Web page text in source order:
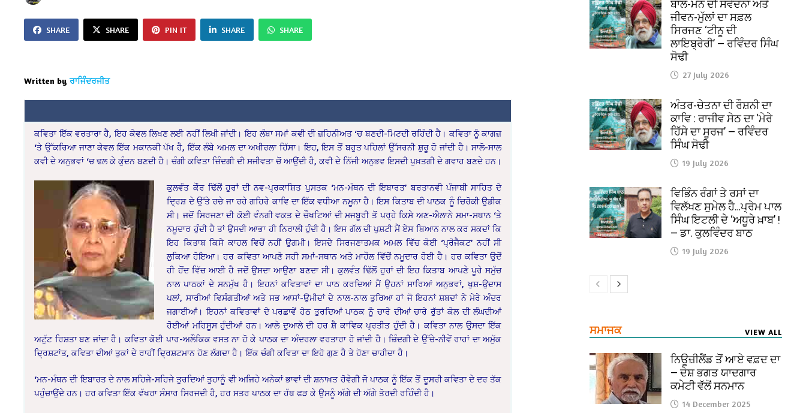
SHARE SHARE PIN IT SHARE SHARE
Written by ਰਾਜਿੰਦਰਜੀਤ
ਕਵਿਤਾ ਇੱਕ ਵਰਤਾਰਾ ਹੈ, ਇਹ ਕੇਵਲ ਲਿਖਣ ਲਈ ਨਹੀਂ ਲਿਖੀ ਜਾਂਦੀ। ਇਹ ਲੰਬਾ ਸਮਾਂ ਕਵੀ ਦੀ ਜ਼ਹਿਨੀਅਤ ‘ਚ ਬਣਦੀ-ਮਿਟਦੀ ਰਹਿੰਦੀ ਹੈ। ਕਵਿਤਾ ਨੂੰ ਕਾਗਜ਼
‘ਤੇ ਉੱਕਰਿਆ ਜਾਣਾ ਕੇਵਲ ਇੱਕ ਮਕਾਨਕੀ ਪੱਖ ਹੈ, ਇੱਕ ਲੰਬੇ ਅਮਲ ਦਾ ਅਖੀਰਲਾ ਹਿੱਸਾ। ਇਹ, ਇਸ ਤੋਂ ਬਹੁਤ ਪਹਿਲਾਂ ਉੱਸਰਨੀ ਸ਼ੁਰੂ ਹੋ ਜਾਂਦੀ ਹੈ। ਸਾਲੋ-ਸਾਲ
ਕਵੀ ਦੇ ਅਨੁਭਵਾਂ ‘ਚ ਢਲ ਕੇ ਕੁੰਦਨ ਬਣਦੀ ਹੈ। ਚੰਗੀ ਕਵਿਤਾ ਜ਼ਿੰਦਗੀ ਦੀ ਸਜੀਵਤਾ ਚੋਂ ਆਉਂਦੀ ਹੈ, ਕਵੀ ਦੇ ਨਿੱਜੀ ਅਨੁਭਵ ਇਸਦੀ ਪੁਖ਼ਤਗੀ ਦੇ ਗਵਾਹ ਬਣਦੇ ਹਨ।
ਕੁਲਵੰਤ ਕੌਰ ਢਿੱਲੋਂ ਹੁਰਾਂ ਦੀ ਨਵ-ਪ੍ਰਕਾਸ਼ਿਤ ਪੁਸਤਕ ‘ਮਨ-ਮੰਥਨ ਦੀ ਇਬਾਰਤ’ ਬਰਤਾਨਵੀ ਪੰਜਾਬੀ ਸਾਹਿਤ ਦੇ
ਦ੍ਰਿਸ਼ ਦੇ ਉੱਤੇ ਰਚੇ ਜਾ ਰਹੇ ਗਹਿਰੇ ਕਾਵਿ ਦਾ ਇੱਕ ਵਧੀਆ ਨਮੂਨਾ ਹੈ। ਇਸ ਕਿਤਾਬ ਦੀ ਪਾਠਕ ਨੂੰ ਚਿਰੋਕੀ ਉਡੀਕ
ਸੀ। ਜਦੋਂ ਸਿਰਜਣਾ ਦੀ ਕੋਈ ਵੰਨਗੀ ਵਕਤ ਦੇ ਚੌਖਟਿਆਂ ਦੀ ਮਜਬੂਰੀ ਤੋਂ ਪਰ੍ਹੇ ਕਿਸੇ ਅਣ-ਐਲਾਨੇ ਸਮਾ-ਸਥਾਨ ‘ਤੇ
ਨਮੂਦਾਰ ਹੁੰਦੀ ਹੈ ਤਾਂ ਉਸਦੀ ਆਭਾ ਹੀ ਨਿਰਾਲੀ ਹੁੰਦੀ ਹੈ। ਇਸ ਗੱਲ ਦੀ ਪੁਸ਼ਟੀ ਮੈਂ ਏਸ ਬਿਆਨ ਨਾਲ ਕਰ ਸਕਦਾਂ ਕਿ
ਇਹ ਕਿਤਾਬ ਕਿਸੇ ਕਾਹਲ ਵਿਚੋਂ ਨਹੀਂ ਉਗਮੀ। ਇਸਦੇ ਸਿਰਜਣਾਤਮਕ ਅਮਲ ਵਿੱਚ ਕੋਈ ‘ਪ੍ਰੋਜੈਕਟ’ ਨਹੀਂ ਸੀ
ਲੁਕਿਆ ਹੋਇਆ। ਹਰ ਕਵਿਤਾ ਆਪਣੇ ਸਹੀ ਸਮਾਂ-ਸਥਾਨ ਅਤੇ ਮਾਹੌਲ ਵਿੱਚੋਂ ਨਮੂਦਾਰ ਹੋਈ ਹੈ। ਹਰ ਕਵਿਤਾ ਉਦੋਂ
ਹੀ ਹੋਂਦ ਵਿੱਚ ਆਈ ਹੈ ਜਦੋਂ ਉਸਦਾ ਆਉਣਾ ਬਣਦਾ ਸੀ। ਕੁਲਵੰਤ ਢਿੱਲੋਂ ਹੁਰਾਂ ਦੀ ਇਹ ਕਿਤਾਬ ਆਪਣੇ ਪੂਰੇ ਸਮੁੱਚ
ਨਾਲ ਪਾਠਕਾਂ ਦੇ ਸਨਮੁੱਖ ਹੈ। ਇਹਨਾਂ ਕਵਿਤਾਵਾਂ ਦਾ ਪਾਠ ਕਰਦਿਆਂ ਮੈਂ ਉਹਨਾਂ ਸਾਰਿਆਂ ਅਨੁਭਵਾਂ, ਖੁਸ਼-ਉਦਾਸ
ਪਲਾਂ, ਸਾਰੀਆਂ ਵਿਸੰਗਤੀਆਂ ਅਤੇ ਸਭ ਆਸਾਂ-ਉਮੀਦਾਂ ਦੇ ਨਾਲ-ਨਾਲ ਤੁਰਿਆ ਹਾਂ ਜੋ ਇਹਨਾਂ ਸ਼ਬਦਾਂ ਨੇ ਮੇਰੇ ਅੰਦਰ
ਜਗਾਈਆਂ। ਇਹਨਾਂ ਕਵਿਤਾਵਾਂ ਦੇ ਪਰਛਾਵੇਂ ਹੇਠ ਤੁਰਦਿਆਂ ਪਾਠਕ ਨੂੰ ਚਾਰੇ ਦੀਆਂ ਚਾਰੇ ਰੁੱਤਾਂ ਕੋਲ ਦੀ ਲੰਘਦੀਆਂ
ਹੋਈਆਂ ਮਹਿਸੂਸ ਹੁੰਦੀਆਂ ਹਨ। ਆਲੇ ਦੁਆਲੇ ਦੀ ਹਰ ਸ਼ੈ ਕਾਵਿਕ ਪ੍ਰਤੀਤ ਹੁੰਦੀ ਹੈ। ਕਵਿਤਾ ਨਾਲ ਉਸਦਾ ਇੱਕ
ਅਟੁੱਟ ਰਿਸ਼ਤਾ ਬਣ ਜਾਂਦਾ ਹੈ। ਕਵਿਤਾ ਕੋਈ ਪਾਰ-ਅਲੌਕਿਕ ਵਸਤ ਨਾ ਹੋ ਕੇ ਪਾਠਕ ਦਾ ਅੰਦਰਲਾ ਵਰਤਾਰਾ ਹੋ ਜਾਂਦੀ ਹੈ। ਜ਼ਿੰਦਗੀ ਦੇ ਉੱਚੇ-ਨੀਵੇਂ ਰਾਹਾਂ ਦਾ ਅਮੁੱਕ
ਦ੍ਰਿਸ਼ਟਾਂਤ, ਕਵਿਤਾ ਦੀਆਂ ਤੁਕਾਂ ਦੇ ਰਾਹੀਂ ਦ੍ਰਿਸ਼ਟਮਾਨ ਹੋਣ ਲੱਗਦਾ ਹੈ। ਇੱਕ ਚੰਗੀ ਕਵਿਤਾ ਦਾ ਇਹੋ ਗੁਣ ਹੈ ਤੇ ਹੋਣਾ ਚਾਹੀਦਾ ਹੈ।
‘ਮਨ-ਮੰਥਨ ਦੀ ਇਬਾਰਤ ਦੇ ਨਾਲ ਸਹਿਜੇ-ਸਹਿਜੇ ਤੁਰਦਿਆਂ ਤੁਹਾਨੂੰ ਵੀ ਅਜਿਹੇ ਅਨੇਕਾਂ ਭਾਵਾਂ ਦੀ ਸ਼ਨਾਖ਼ਤ ਹੋਵੇਗੀ ਜੋ ਪਾਠਕ ਨੂੰ ਇੱਕ ਤੋਂ ਦੂਸਰੀ ਕਵਿਤਾ ਦੇ ਦਰ ਤੱਕ
ਪਹੁੰਚਾਉਂਦੇ ਹਨ। ਹਰ ਕਵਿਤਾ ਇੱਕ ਵੱਖਰਾ ਸੰਸਾਰ ਸਿਰਜਦੀ ਹੈ, ਹਰ ਸਤਰ ਪਾਠਕ ਦਾ ਹੱਥ ਫੜ ਕੇ ਉਸਨੂੰ ਅੱਗੇ ਦੀ ਅੱਗੇ ਤੋਰਦੀ ਰਹਿੰਦੀ ਹੈ।
ਬਾਲ-ਮਨ ਦੀ ਸੰਵੇਦਨਾ ਅਤੇ
ਜੀਵਨ-ਮੁੱਲਾਂ ਦਾ ਸਫ਼ਲ
ਸਿਰਜਣ ‘ਟੀਨੂ ਦੀ
ਲਾਇਬ੍ਰੇਰੀ’ — ਰਵਿੰਦਰ ਸਿੰਘ
ਸੋਢੀ
27 July 2026
ਅੰਤਰ-ਚੇਤਨਾ ਦੀ ਰੌਸ਼ਨੀ ਦਾ
ਕਾਵਿ : ਰਾਜੀਵ ਸੇਠ ਦਾ ‘ਮੇਰੇ
ਹਿੱਸੇ ਦਾ ਸੂਰਜ’ — ਰਵਿੰਦਰ
ਸਿੰਘ ਸੋਢੀ
19 July 2026
ਵਿਭਿੰਨ ਰੰਗਾਂ ਤੇ ਰਸਾਂ ਦਾ
ਵਿਲੱਖਣ ਸੁਮੇਲ ਹੈ…ਪ੍ਰੇਮ ਪਾਲ
ਸਿੰਘ ਇਟਲੀ ਦੇ ‘ਅਧੂਰੇ ਖ਼ਾਬ’ !
— ਡਾ. ਕੁਲਵਿੰਦਰ ਬਾਠ
19 July 2026
ਸਮਾਜਕ VIEW ALL
ਨਿਊਜ਼ੀਲੈਂਡ ਤੋਂ ਆਏ ਵਫ਼ਦ ਦਾ
— ਦੇਸ਼ ਭਗਤ ਯਾਦਗਾਰ
ਕਮੇਟੀ ਵੱਲੋਂ ਸਨਮਾਨ
14 December 2025